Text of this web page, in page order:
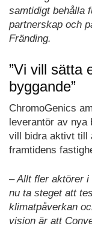
samtidigt behålla
partnerskap och
Fränding.
”Vi vill sätta
byggande”
ChromoGenics
leverantör av nya
vill bidra aktivt till
framtidens
– Allt fler aktörer
nu ta steget att
klimatpåverkan
vision är att